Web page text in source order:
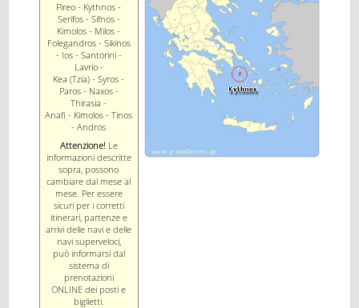
Pireo - Kythnos -
Serifos - Sifnos -
Kimolos - Milos -
Folegandros - Sikinos
- Ios - Santorini -
Lavrio -
Kea (Tzia) - Syros -
Paros - Naxos -
Thirasia -
Anafi - Kimolos - Tinos
- Andros
Attenzione! Le
informazioni descritte
sopra, possono
cambiare dal mese al
mese. Per essere
sicuri per i corretti
itinerari, partenze e
arrivi delle navi e delle
navi superveloci,
può informarsi dal
sistema di
prenotazioni
ONLINE dei posti e
biglietti.